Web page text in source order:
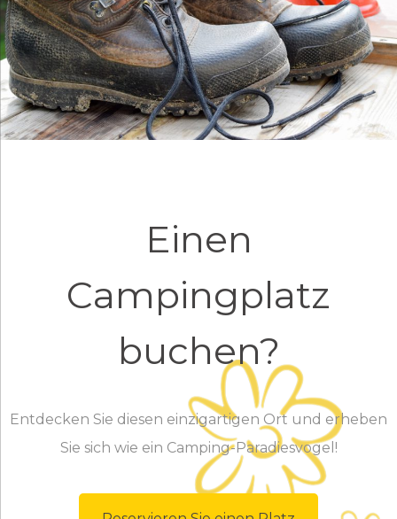
Einen
Campingplatz
buchen?
Entdecken Sie diesen einzigartigen Ort und erheben
Sie sich wie ein Camping-Paradiesvogel!